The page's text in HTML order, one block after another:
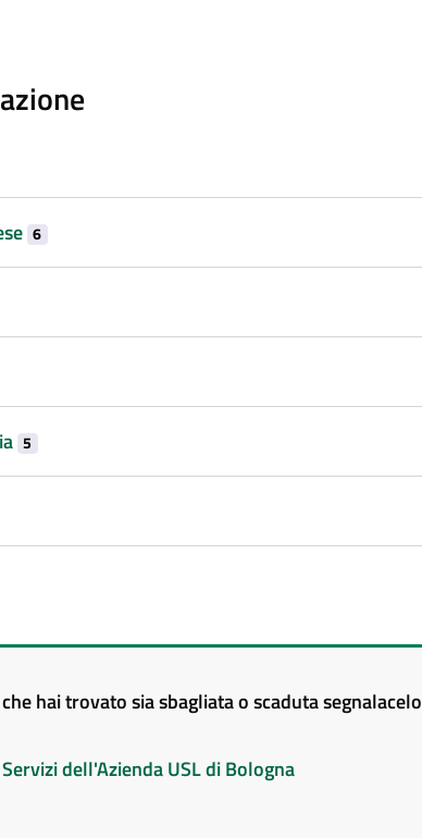
6
5
hai trovato sia sbagliata o scaduta segnalacelo
dell'Azienda USL di Bologna